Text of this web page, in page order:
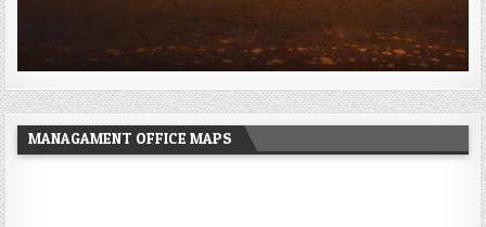
MANAGAMENT OFFICE MAPS